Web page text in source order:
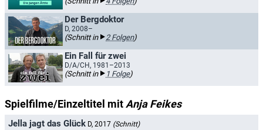
Der Bergdoktor
D, 2008–
(Schnitt in 2 Folgen)
Ein Fall für zwei
D/A/CH, 1981–2013
(Schnitt in 1 Folge)
Spielfilme/Einzeltitel mit Anja Feikes
Jella jagt das Glück D, 2017 (Schnitt)